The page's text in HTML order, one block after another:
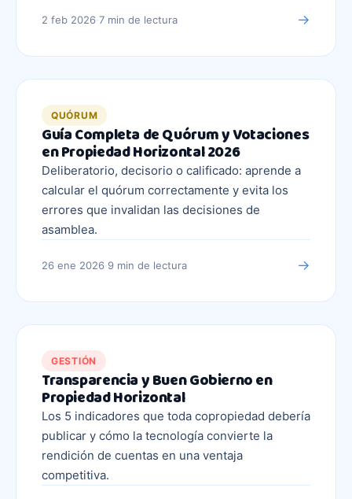
2 feb 2026·7 min de lectura →
QUÓRUM
Guía Completa de Quórum y Votaciones
en Propiedad Horizontal 2026
Deliberatorio, decisorio o calificado: aprende a
calcular el quórum correctamente y evita los
errores que invalidan las decisiones de
asamblea.
26 ene 2026·9 min de lectura →
GESTIÓN
Transparencia y Buen Gobierno en
Propiedad Horizontal
Los 5 indicadores que toda copropiedad debería
publicar y cómo la tecnología convierte la
rendición de cuentas en una ventaja
competitiva.